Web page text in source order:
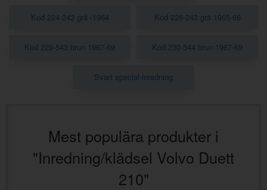
Kod 224-243 grå -1964 Kod 226-243 grå 1965-66
Kod 229-543 brun 1967-69 Kod 230-544 brun 1967-69
Svart special-inredning
Mest populära produkter i
"Inredning/klädsel Volvo Duett
210"